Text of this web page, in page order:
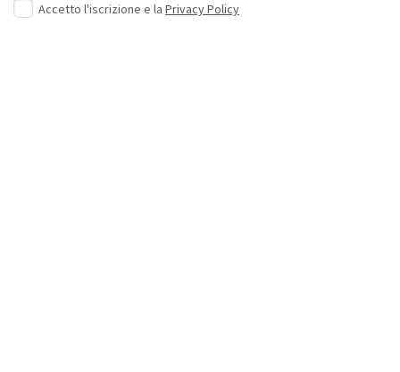
Accetto l'iscrizione e la Privacy Policy